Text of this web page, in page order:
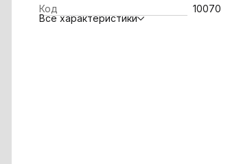
Код
10070
Все характеристики